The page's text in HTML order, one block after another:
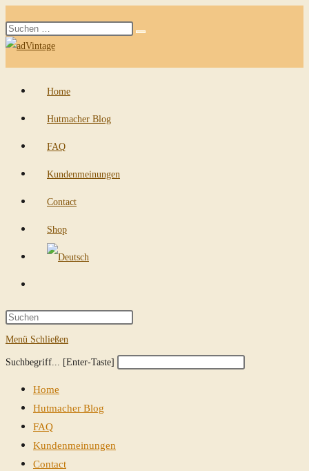
Inhalt
springen
Diese
Website
Suche
Home
Hutmacher Blog
FAQ
Kundenmeinungen
Contact
Shop
Suche
umschalten
Press
close
Menü Schließen
Diese
durchsuchen
Suchbegriff... [Enter-Taste]
Press
Home
Hutmacher Blog
FAQ
Kundenmeinungen
Contact